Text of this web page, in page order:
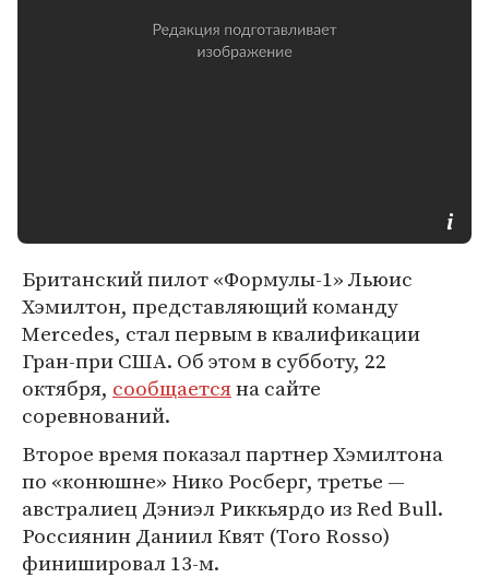
Британский пилот «Формулы-1» Льюис
Хэмилтон, представляющий команду
Mercedes, стал первым в квалификации
Гран-при США. Об этом в субботу, 22
октября, сообщаетсяна сайте
соревнований.
Второе время показал партнер Хэмилтона
по «конюшне» Нико Росберг, третье —
австралиец Дэниэл Риккьярдо из Red Bull.
Россиянин Даниил Квят (Toro Rosso)
финишировал 13-м.